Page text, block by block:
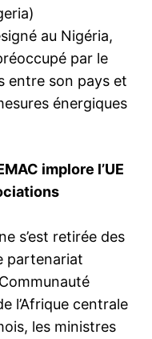
au Nigéria,
par le
entre son pays et
énergiques
implore l’UE
s’est retirée des
partenariat
l’Afrique centrale
les ministres